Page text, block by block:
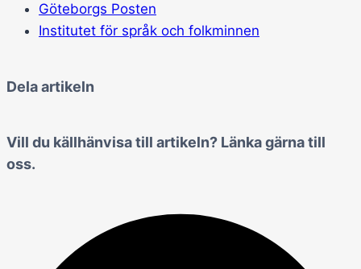
Göteborgs Posten
Institutet för språk och folkminnen
Dela artikeln
Vill du källhänvisa till artikeln? Länka gärna till
oss.